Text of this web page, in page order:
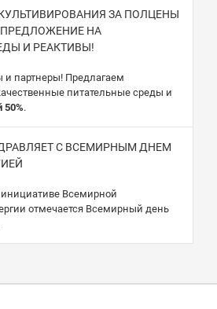
ЗА ПОЛЦЕНЫ
НА
И РЕАКТИВЫ!
партнеры! Предлагаем
питательные среды и
50%.
С ВСЕМИРНЫМ ДНЕМ
Всемирной
отмечается Всемирный день